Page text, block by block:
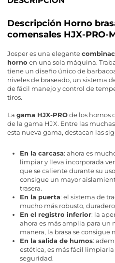
Descripción Horno
comensales HJX-PRO-
Josper es una elegante
horno en una sola máquina.
tiene un diseño único de
niveles de braseado, un sistema
de fácil manejo y control de
tiros.
La gama HJX-PROde los hornos
de la gama HJX. Entre las muchas
esta nueva gama, destacan las
En la carcasa: ahora es
limpiar y lleva incorporada
que se caliente durante su
consigue un mayor
trasera.
En la puerta: el sistema de
mucho más robusto,
En el registro inferior: la
ahora es más amplia para un
manera, la brasa se consigue
En la salida de humos:
estética, es más fácil
seguridad.